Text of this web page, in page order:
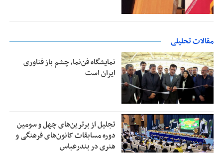
مقالات تحلیلی
نمایشگاه فن‌نما، چشم باز فناوری
ایران است
تجلیل از بر‌ترین‌های چهل و سومین
دوره مسابقات کانون‌های فرهنگی و
هنری در بندرعباس